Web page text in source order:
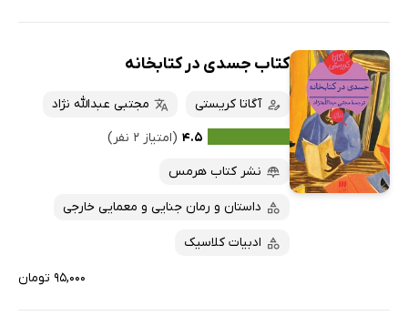
کتاب جسدی در کتابخانه
آگاتا کریستی
مجتبی عبدالله نژاد
۴.۵ (امتیاز ۲ نفر)
نشر کتاب هرمس
داستان و رمان جنایی و معمایی خارجی
ادبیات کلاسیک
۹۵,۰۰۰ تومان